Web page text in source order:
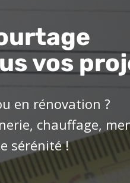
vos
en rénovation ?
chauffage,
sérénité !